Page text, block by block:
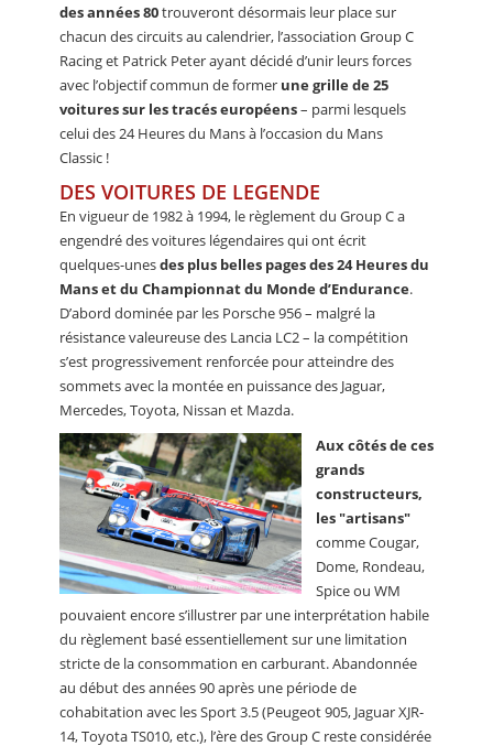
des années 80trouveront désormais leur place sur
chacun des circuits au calendrier, l’association Group C
Racing et Patrick Peter ayant décidé d’unir leurs forces
avec l’objectif commun de former une grille de 25
voitures sur les tracés européens– parmi lesquels
celui des 24 Heures du Mans à l’occasion du Mans
Classic !
DES VOITURES DE LEGENDE
En vigueur de 1982 à 1994, le règlement du Group C a
engendré des voitures légendaires qui ont écrit
quelques-unesdes plus belles pages des 24 Heures du
Mans et du Championnat du Monde d’Endurance.
D’abord dominée par les Porsche 956 – malgré la
résistance valeureuse des Lancia LC2 – la compétition
s’est progressivement renforcée pour atteindre des
sommets avec la montée en puissance des Jaguar,
Mercedes, Toyota, Nissan et Mazda.
Aux côtés de ces
grands
constructeurs,
les "artisans"
comme Cougar,
Dome, Rondeau,
Spice ou WM
pouvaient encore s’illustrer par une interprétation habile
du règlement basé essentiellement sur une limitation
stricte de la consommation en carburant. Abandonnée
au début des années 90 après une période de
cohabitation avec les Sport 3.5 (Peugeot 905, Jaguar XJR-
14, Toyota TS010, etc.), l’ère des Group C reste considérée